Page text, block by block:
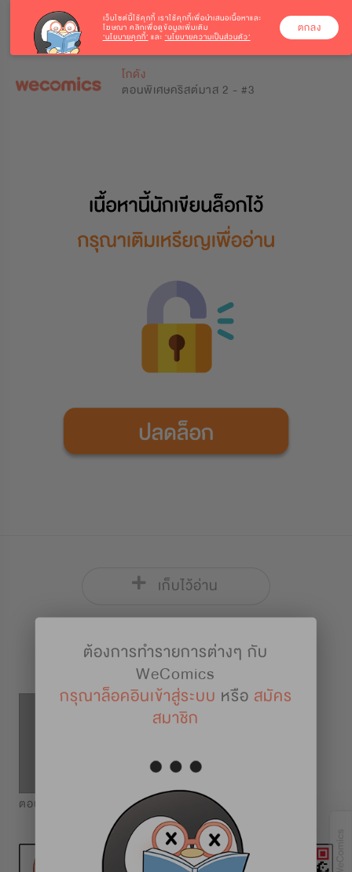
โกดัง
ตอนพิเศษคริสต์มาส 2 - #3
เก็บไว้อ่าน
รายละเอียดการ์ตูน
ตอนพิเศษคริสต์มาส 2
ต้องการทำรายการต่างๆ กับ
WeComics
กรุณาล็อคอินเข้าสู่ระบบ หรือ สมัคร
สมาชิก
เว็บไซต์นี้ใช้คุกกี้ เราใช้คุกกี้เพื่อนำเสนอเนื้อหาและ
โฆษณา คลิกเพื่อดูข้อมูลเพิ่มเติม
‘นโยบายคุกกี้’ และ ‘นโยบายความเป็นส่วนตัว’
ตกลง